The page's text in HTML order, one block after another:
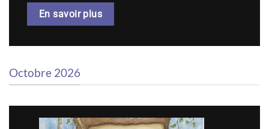
En savoir plus
Octobre 2026